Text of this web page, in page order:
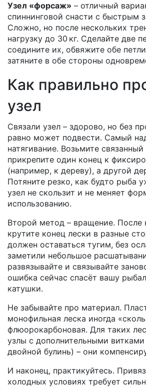
Узел «форсаж» – отличный
спиннинговой снасти с быстрым
Сложно, но после нескольких
нагрузку до 30 кг. Сделайте две
соедините их, обвяжите обе
затяните в обе стороны
Как правильно
узел
Связали узел – здорово, но без
равно может подвести. Самый
натягивание. Возьмите
прикрепите один конец к
(например, к дереву), а другой
Потяните резко, как будто рыба
узел не скользит и не меняет
использованию.
Второй метод – вращение. После
крутите конец лески в разные
должен оставаться тугим, без
заметили небольшое
развязывайте и связывайте
ошибка сейчас спасёт вашу
катушки.
Не забывайте про материал.
монофильная леска иногда
флюорокарбоновая. Для таких
узлы с дополнительными
двойной булинь) – они
И наконец, практикуйтесь.
холодных условиях требует